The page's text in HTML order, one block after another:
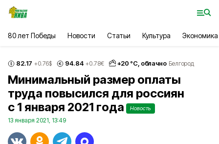
80 лет Победы Новости Статьи Культура Экономика
82.17 +0.76$ 94.84 +0.78€ +20 °С, облачно Белгород
Минимальный размер оплаты
труда повысился для россиян
с 1 января 2021 года
Новость
13 января 2021, 13:49